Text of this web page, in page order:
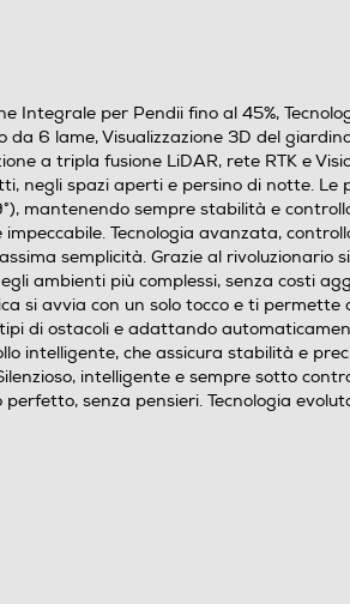
per Pendii fino al 45%,
da 6 lame, Visualizzazione 3D del
a tripla fusione LiDAR, rete RTK e
negli spazi aperti e persino di notte.
mantenendo sempre stabilità e
Tecnologia avanzata,
semplicità. Grazie al rivoluzionario
ambienti più complessi, senza costi
si avvia con un solo tocco e ti
di ostacoli e adattando
intelligente, che assicura stabilità e
intelligente e sempre sotto
senza pensieri. Tecnologia